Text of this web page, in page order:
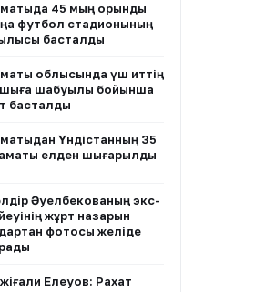
45 мың орындық
футбол стадионының
басталды
облысында үш иттің
шабуылы бойынша
басталды
Үндістанның 35
елден шығарылды
Әуелбекованың экс-
жұрт назарын
фотосы желіде
Елеуов: Рахат